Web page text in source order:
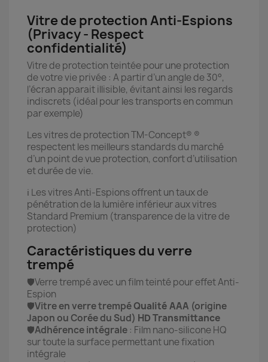
Vitre de protection Anti-Espions
(Privacy - Respect
confidentialité)
Vitre de protection teintée pour une protection
de votre vie privée : A partir d’un angle de 30°,
l’écran apparait illisible, évitant ainsi les regards
indiscrets (idéal pour les transports en commun
par exemple)
Les vitres de protection TM-Concept® ®
respectent les meilleurs standards du marché
d’un point de vue protection, confort d’utilisation
et durée de vie.
ℹ️ Les vitres Anti-Espions offrent un taux de
pénétration de la lumière inférieur aux vitres
Standard Premium (transparence de la vitre de
protection)
Caractéristiques du verre
trempé
🛡️Verre trempé avec un film teinté pour effet Anti-
Espion
🛡️Vitre en verre trempéQualité AAA (origine
Japon ou Corée du Sud) HD Transmittance
🛡️Adhérence intégrale : Film nano-silicone HQ
sur toute la surface permettant une fixation
intégrale